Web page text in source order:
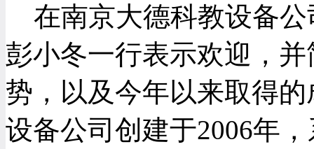
在南京大德科教设备公
彭小冬一行表示欢迎，
势，以及今年以来取得
设备公司创建于2006年